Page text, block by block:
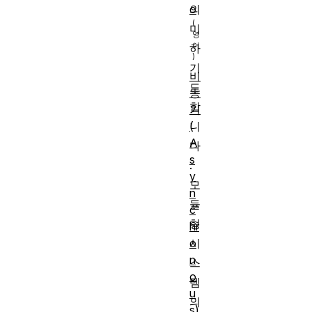
의
미
하
기
도
합
니
다
.
모
듈
형
시
스
템
의
o
비
동
기
(
A
s
y
n
c
hr
o
n
o
u